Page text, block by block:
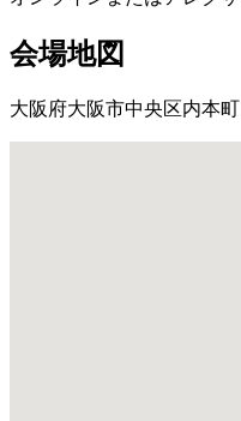
会場地図
大阪府大阪市中央区内本